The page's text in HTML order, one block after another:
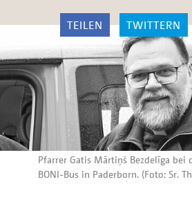
TEILEN TWITTERN
Pfarrer Gatis Mārtiņš Bezdelīga bei
BONI-Bus in Paderborn. (Foto: Sr.